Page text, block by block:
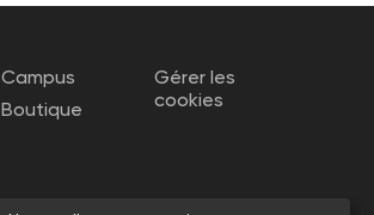
Campus
Boutique
Gérer les
cookies